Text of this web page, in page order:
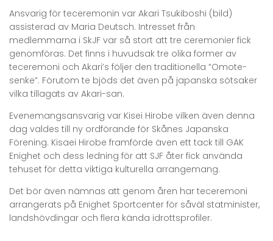
Ansvarig för teceremonin var Akari Tsukiboshi (bild)
assisterad av Maria Deutsch. Intresset från
medlemmarna i SkJF var så stort att tre ceremonier fick
genomföras. Det finns i huvudsak tre olika former av
teceremoni och Akari’s följer den traditionella ”Omote-
senke”. Förutom te bjöds det även på japanska sötsaker
vilka tillagats av Akari-san.
Evenemangsansvarig var Kisei Hirobe vilken även denna
dag valdes till ny ordförande för Skånes Japanska
Förening. Kisaei Hirobe framförde även ett tack till GAK
Enighet och dess ledning för att SJF åter fick använda
tehuset för detta viktiga kulturella arrangemang.
Det bör även nämnas att genom åren har teceremoni
arrangerats på Enighet Sportcenter för såväl statminister,
landshövdingar och flera kända idrottsprofiler.